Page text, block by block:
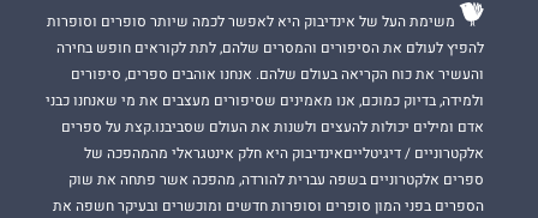
משימת העל של אינדיבוק היא לאפשר לכמה שיותר סופרים וסופרות
להפיץ לעולם את הסיפורים והמסרים שלהם, לתת לקוראים חופש בחירה
והעשיר את כוח הקריאה בעולם שלהם. אנחנו אוהבים ספרים, סיפורים
ולמידה, בדיוק כמוכם, אנו מאמינים שסיפורים מעצבים את מי שאנחנו כבני
אדם ומילים יכולות להעצים ולשנות את העולם שסביבנו.קצת על ספרים
אלקטרוניים / דיגיטלייםאינדיבוק היא חלק אינטגראלי מהמהפכה של
ספרים אלקטרוניים בשפה עברית להורדה, מהפכה אשר פתחה את שוק
הספרים בפני המון סופרים וסופרות חדשים ומוכשרים ובעיקר חשפה את